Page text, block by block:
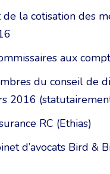
la cotisation des
aux
du conseil de
2016
RC (Ethias)
d’avocats Bird &